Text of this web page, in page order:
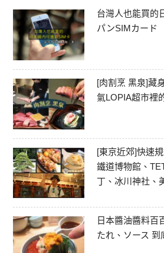
台灣人也能買的
パンSIMカード
[肉割烹 黑泉]藏
氣LOPIA超市裡
[東京近郊]快速
鐵道博物館、
丁、冰川神社、
日本醬油醬料百
たれ、ソース 到